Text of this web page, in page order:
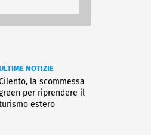
NOTIZIE
la scommessa
per riprendere il
estero